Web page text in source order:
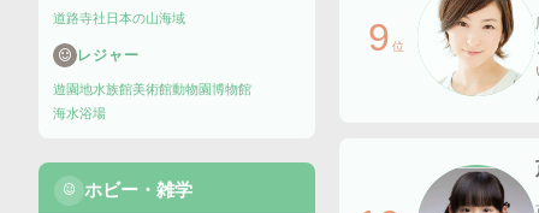
道路寺社 日本の山海域
レジャー
遊園地水族館美術館動物園博物館
海水浴場
ホビー・雑学
9 位